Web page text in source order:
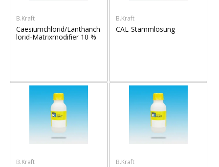
B.Kraft
Caesiumchlorid/Lanthanch
lorid-Matrixmodifier 10 %
B.Kraft
CAL-Stammlösung
B.Kraft B.Kraft